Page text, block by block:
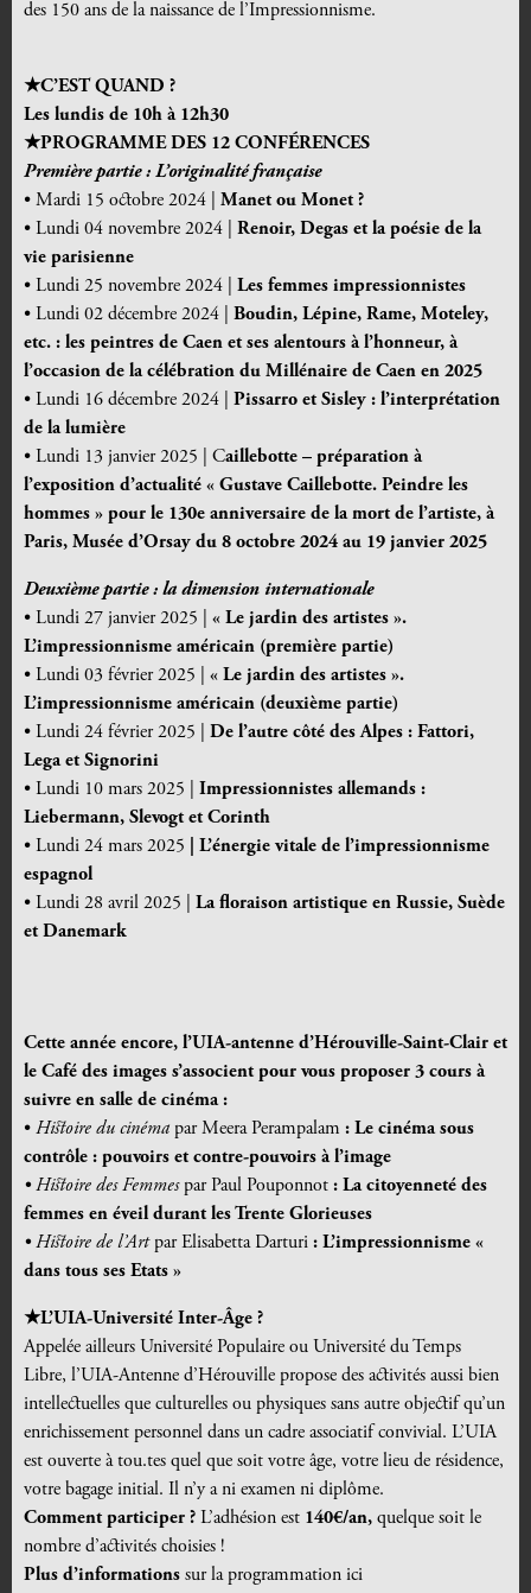
des 150 ans de la naissance de l’Impressionnisme.
★C’EST QUAND ?
Les lundis de 10h à 12h30
★PROGRAMME DES 12 CONFÉRENCES
Première partie : L’originalité française
• Mardi 15 octobre 2024 | Manet ou Monet ?
• Lundi 04 novembre 2024 | Renoir, Degas et la poésie de la
vie parisienne
• Lundi 25 novembre 2024 |
Les femmes impressionnistes
• Lundi 02 décembre 2024 | Boudin, Lépine, Rame, Moteley,
etc. : les peintres de Caen et ses alentours à l’honneur, à
l’occasion de la célébration du Millénaire de Caen en 2025
• Lundi 16 décembre 2024 | Pissarro et Sisley : l’interprétation
de la lumière
• Lundi 13 janvier 2025 | Caillebotte – préparation à
l’exposition d’actualité « Gustave Caillebotte. Peindre les
hommes » pour le 130e anniversaire de la mort de l’artiste, à
Paris, Musée d’Orsay du 8 octobre 2024 au 19 janvier 2025
Deuxième partie : la dimension internationale
• Lundi 27 janvier 2025 | « Le jardin des artistes ».
L’impressionnisme américain (première partie)
• Lundi 03 février 2025 | « Le jardin des artistes ».
L’impressionnisme américain (deuxième partie)
• Lundi 24 février 2025 |
De l’autre côté des Alpes : Fattori,
Lega et Signorini
• Lundi 10 mars 2025 | Impressionnistes allemands :
Liebermann, Slevogt et Corinth
• Lundi 24 mars 2025
| L’énergie vitale de l’impressionnisme
espagnol
• Lundi 28 avril 2025 | La floraison artistique en Russie, Suède
et Danemark
Cette année encore, l’UIA-antenne d’Hérouville-Saint-Clair et
le Café des images s’associent pour vous proposer 3 cours à
suivre en salle de cinéma :
• Histoire du cinéma par Meera Perampalam : Le cinéma sous
contrôle : pouvoirs et contre-pouvoirs à l’image
• Histoire des Femmes par Paul Pouponnot : La citoyenneté des
femmes en éveil durant les Trente Glorieuses
• Histoire de l’Art par Elisabetta Darturi : L’impressionnisme «
dans tous ses Etats »
★L’UIA-Université Inter-Âge ?
Appelée ailleurs Université Populaire ou Université du Temps
Libre, l’UIA-Antenne d’Hérouville propose des activités aussi bien
intellectuelles que culturelles ou physiques sans autre objectif qu’un
enrichissement personnel dans un cadre associatif convivial. L’UIA
est ouverte à tou.tes quel que soit votre âge, votre lieu de résidence,
votre bagage initial. Il n’y a ni examen ni diplôme.
Comment participer ? L’adhésion est 140€/an, quelque soit le
nombre d’activités choisies !
Plus d’informations sur la programmation ici